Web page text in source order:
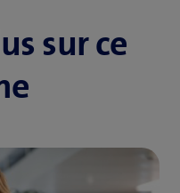
sur ce